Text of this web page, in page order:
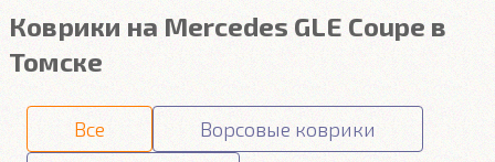
Коврики на Mercedes GLE Coupe в
Томске
Все
Ворсовые коврики